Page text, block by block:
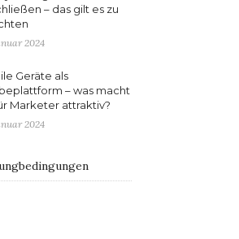
– das gilt es zu
2024
Geräte als
– was macht
Marketer attraktiv?
2024